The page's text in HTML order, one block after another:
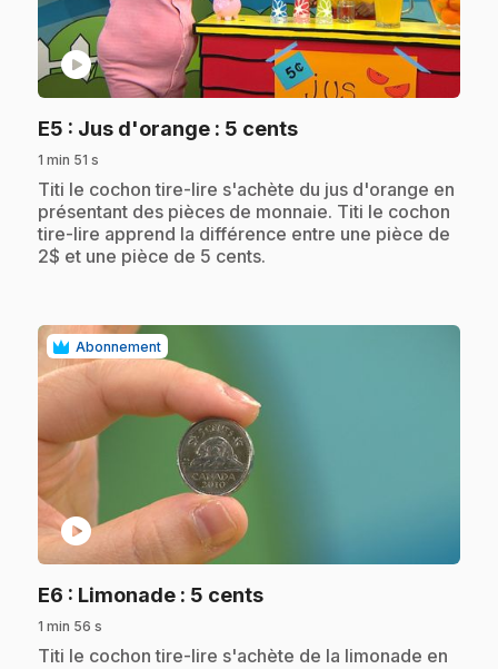
play_circle
E5 : Jus d'orange : 5 cents.
1 min 51 s
.Titi le cochon tire-lire s'achète du jus d'orange en
présentant des pièces de monnaie. Titi le cochon
tire-lire apprend la différence entre une pièce de
2$ et une pièce de 5 cents.
Abonnement
play_circle
E6 : Limonade : 5 cents.
1 min 56 s
.Titi le cochon tire-lire s'achète de la limonade en